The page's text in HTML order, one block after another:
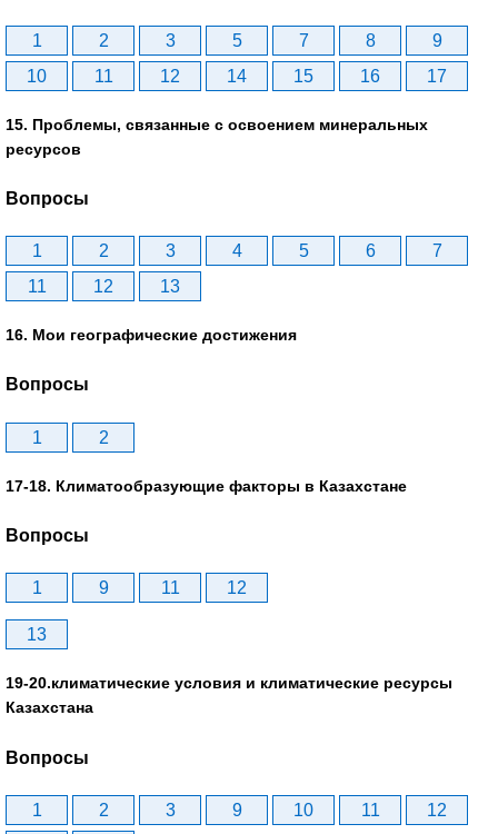
1 2 3 5 7 8
9
10
11 12 14 15 16 17
15. Проблемы, связанные с освоением минеральных
ресурсов
Вопросы
1 2 3 4 5 6
7
11
12 13
16. Мои географические достижения
Вопросы
1 2
17-18. Климатообразующие факторы в Казахстане
Вопросы
1 9 11 12
13
19-20.климатические условия и климатические ресурсы
Казахстана
Вопросы
1 2 3 9 10 11
12